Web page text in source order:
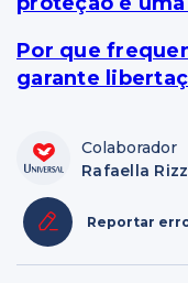
Por que
garante
Colaborador
Rafaella
Reportar